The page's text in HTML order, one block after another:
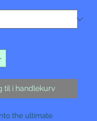
til i handlekurv
the ultimate